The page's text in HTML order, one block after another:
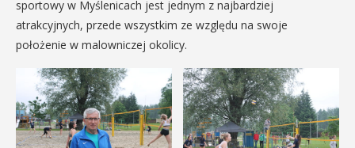
sportowy w Myślenicach jest jednym z najbardziej
atrakcyjnych, przede wszystkim ze względu na swoje
położenie w malowniczej okolicy.